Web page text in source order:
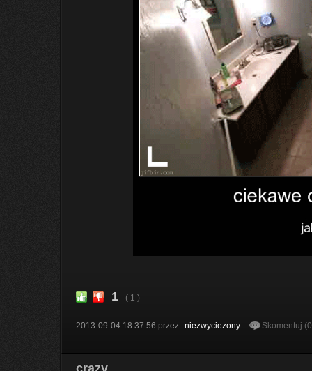
1 ( 1 )
2013-09-04 18:37:56 przez niezwyciezony Skomentuj
crazy